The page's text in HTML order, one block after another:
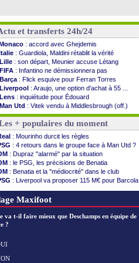
et transferts 24h/24
: accord avec Ghejdemis
: Guardiola, Maldini rétablit la vérité
Lille : son départ, Meunier accuse Létang
FIFA : Infantino ne démissionnera pas
Barça : Flick esquive pour Ferran Torres
Liverpool : Araujo, une option d'achat à 55 ...
Lens : inquiétude pour Édouard
Man Utd : Vitek vendu à Middlesbrough (off.)
PSV: Sano recruté pour 14,5 M€ (officiel)
OM: Coventry pense à Angel Gomes
: Rafel Pol satisfait des progrès
: le Barça vainqueur puis battu
: Calhanoglu prêt à prolonger
: Abdelmonem veut rester
: le classement complet
: les résultats de la soirée
: Le Havre renversé par Oviedo
: Ivanovic proche de Lens
: Alvarez, le Barça va revoir son offre
+ populaires du moment
: Mourinho durcit les règles
: 4 retours dans le groupe face à Man Utd ?
: Dupraz "alarmé" par la situation
: le PSG, les précisions de Benatia
: Benatia et la "médiocrité" dans le club
: Liverpool va proposer 115 M€ pour Barcola
: Côme pousse pour Gouiri
Maxifoot
va t-il faire mieux que Deschamps en équipe de
?